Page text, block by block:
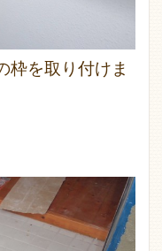
枠を取り付けま